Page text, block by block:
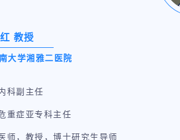
教授
大学湘雅二医院
科副主任
重症亚专科主任
师，教授，博士研究生导师